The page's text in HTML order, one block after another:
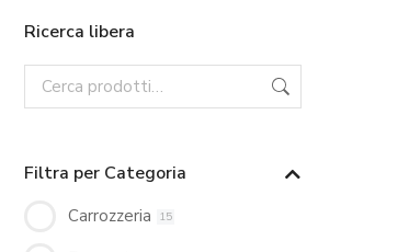
Ricerca libera
Filtra per Categoria
Carrozzeria 15